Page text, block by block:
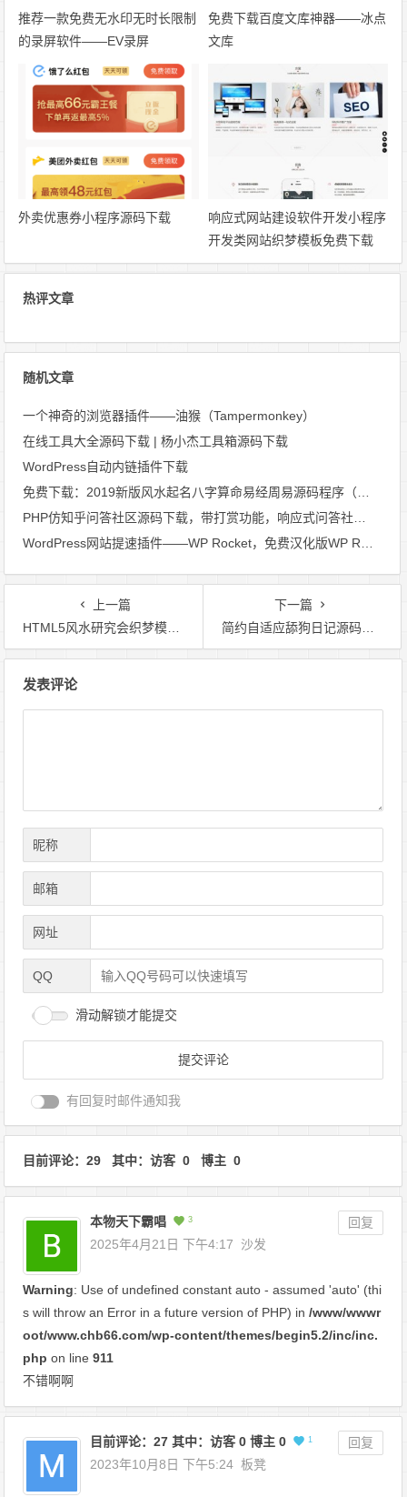
推荐一款免费无水印无时长限制
的录屏软件——EV录屏
免费下载百度文库神器——冰点
文库
外卖优惠券小程序源码下载
响应式网站建设软件开发小程序
开发类网站织梦模板免费下载
热评文章
随机文章
一个神奇的浏览器插件——油猴（Tampermonkey）
在线工具大全源码下载 | 杨小杰工具箱源码下载
WordPress自动内链插件下载
上一篇
HTML5风水研究会织梦模板[带手机端]免费下载
下一篇
简约自适应舔狗日记源码美化升级版|舔狗日记源码下载
发表评论
昵称
邮箱
网址
QQ
滑动解锁才能提交
有回复时邮件通知我
目前评论：29 其中：访客 0 博主 0
本物天下霸唱 3
回复
2025年4月21日 下午4:17
沙发
Warning: Use of undefined constant auto - assumed 'auto' (thi
s will throw an Error in a future version of PHP) in/www/wwwr
oot/www.chb66.com/wp-content/themes/begin5.2/inc/inc.
php on line911
不错啊啊
目前评论：27 其中：访客 0 博主 0 1
回复
2023年10月8日 下午5:24 板凳